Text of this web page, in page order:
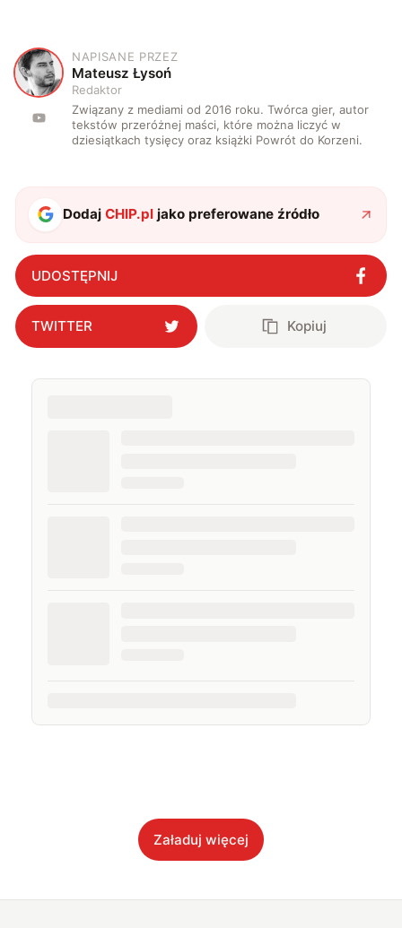
M
NAPISANE PRZEZ
Mateusz Łysoń
Redaktor
Związany z mediami od 2016 roku. Twórca gier, autor
tekstów przeróżnej maści, które można liczyć w
dziesiątkach tysięcy oraz książki Powrót do Korzeni.
DodajCHIP.pl jako preferowane źródło
UDOSTĘPNIJ
TWITTER Kopiuj
Załaduj więcej